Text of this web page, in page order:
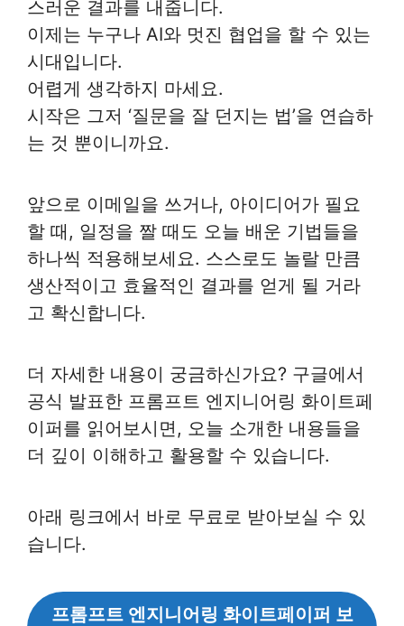
스러운 결과를 내줍니다.
이제는 누구나 AI와 멋진 협업을 할 수 있는
시대입니다.
어렵게 생각하지 마세요.
시작은 그저 ‘질문을 잘 던지는 법’을 연습하
는 것 뿐이니까요.
앞으로 이메일을 쓰거나, 아이디어가 필요
할 때, 일정을 짤 때도 오늘 배운 기법들을
하나씩 적용해보세요. 스스로도 놀랄 만큼
생산적이고 효율적인 결과를 얻게 될 거라
고 확신합니다.
더 자세한 내용이 궁금하신가요? 구글에서
공식 발표한 프롬프트 엔지니어링 화이트페
이퍼를 읽어보시면, 오늘 소개한 내용들을
더 깊이 이해하고 활용할 수 있습니다.
아래 링크에서 바로 무료로 받아보실 수 있
습니다.
프롬프트 엔지니어링 화이트페이퍼 보